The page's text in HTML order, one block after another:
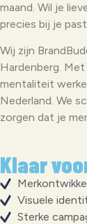
maand. Wil je
precies bij je
Wij zijn
Hardenberg.
mentaliteit
Nederland. We
zorgen dat je
Klaar
Visuele
Sterke